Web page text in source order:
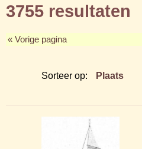
3755 resultaten
« Vorige pagina
Sorteer op: Plaats